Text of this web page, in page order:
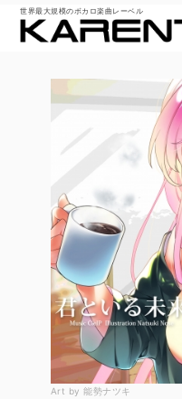
世界最大規模のボカロ楽曲レーベル
Art by 能勢ナツキ